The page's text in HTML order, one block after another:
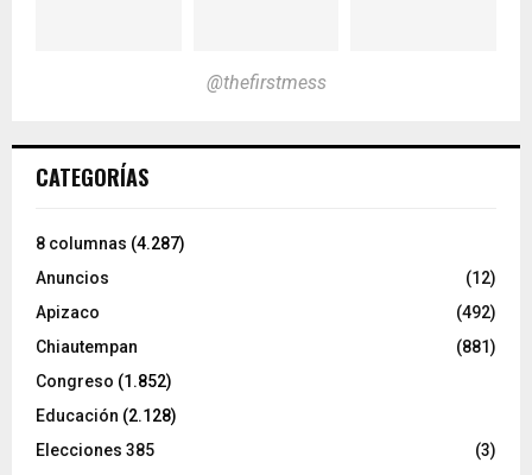
@thefirstmess
CATEGORÍAS
8 columnas (4.287)
Anuncios
(12)
Apizaco
(492)
Chiautempan
(881)
Congreso (1.852)
Educación (2.128)
Elecciones 385
(3)